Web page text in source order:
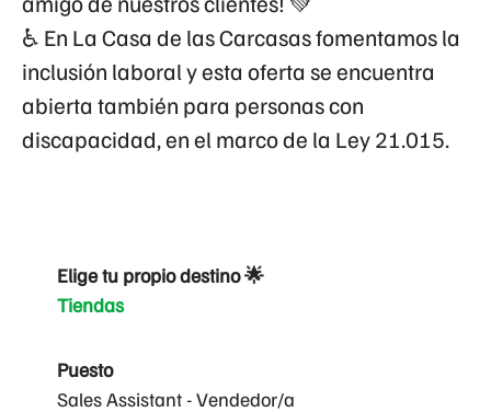
♿ En La Casa de las Carcasas fomentamos la
inclusión laboral y esta oferta se encuentra
abierta también para personas con
discapacidad, en el marco de la Ley 21.015.
Elige tu propio destino 🌟
Tiendas
Puesto
Sales Assistant - Vendedor/a